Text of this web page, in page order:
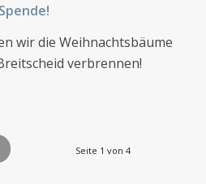
wir die Weihnachtsbäume
verbrennen!
Seite 1 von 4